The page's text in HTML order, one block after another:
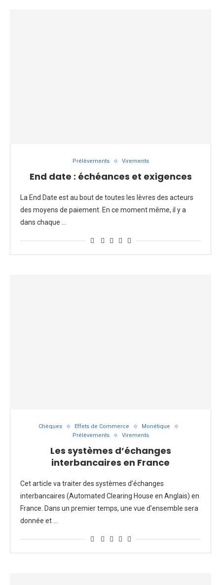
Prélèvements Virements
End date : échéances et exigences
La End Date est au bout de toutes les lèvres des acteurs
des moyens de paiement. En ce moment même, il y a
dans chaque …
Chèques Effets de Commerce
Monétique
Prélèvements
Virements
Les systèmes d’échanges
interbancaires en France
Cet article va traiter des systèmes d’échanges
interbancaires (Automated Clearing House en Anglais) en
France. Dans un premier temps, une vue d’ensemble sera
donnée et …